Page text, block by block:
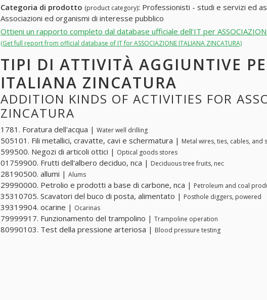
Categoria di prodotto (product category): Professionisti - studi e servizi ed
Associazioni ed organismi di interesse pubblico
Ottieni un rapporto completo dal database ufficiale dell'IT per
(Get full report from official database of IT for ASSOCIAZIONE ITALIANA ZINCATURA)
TIPI DI ATTIVITÀ AGGIUNTIVE
ITALIANA ZINCATURA
ADDITION KINDS OF ACTIVITIES FOR
ZINCATURA
1781. Foratura dell'acqua | Water well drilling
505101. Fili metallici, cravatte, cavi e schermatura | Metal wires, ties, cables, and
599500. Negozi di articoli ottici | Optical goods stores
01759900. Frutti dell'albero deciduo, nca | Deciduous tree fruits, nec
28190500. allumi | Alums
29990000. Petrolio e prodotti a base di carbone, nca | Petroleum and coal
35310705. Scavatori del buco di posta, alimentato | Posthole diggers, powered
39319904. ocarine | Ocarinas
79999917. Funzionamento del trampolino | Trampoline operation
80990103. Test della pressione arteriosa | Blood pressure testing